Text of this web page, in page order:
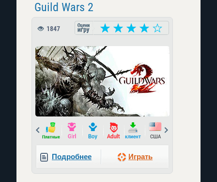
Guild Wars 2
1847
Prev
Подробнее Играть